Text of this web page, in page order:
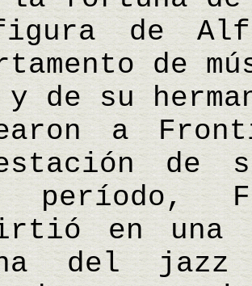
de
de
de su
a
de
período,
en
del